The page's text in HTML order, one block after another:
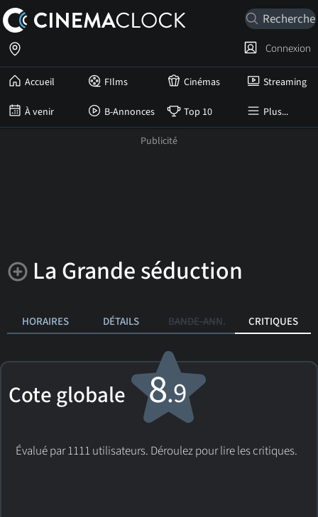
Accueil FIlms Cinémas Streaming
À venir B-Annonces Top 10 Plus...
Connexion
La Grande séduction
HORAIRES DÉTAILS BANDE-ANN. CRITIQUES
Cote globale 8.9
Évalué par 1111 utilisateurs. Déroulez pour lire les critiques.